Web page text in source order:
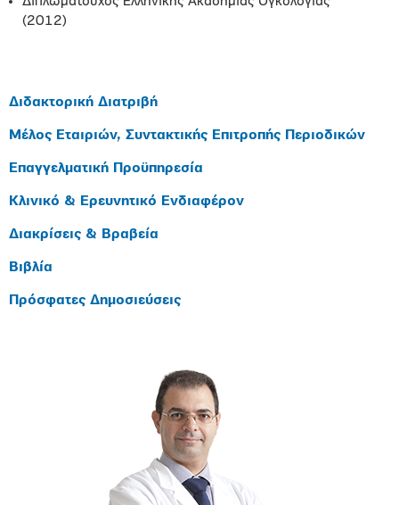
(2012)
Διδακτορική Διατριβή
Μέλος Εταιριών, Συντακτικής Επιτροπής Περιοδικών
Επαγγελματική Προϋπηρεσία
Κλινικό & Ερευνητικό Ενδιαφέρον
Διακρίσεις & Βραβεία
Βιβλία
Πρόσφατες Δημοσιεύσεις